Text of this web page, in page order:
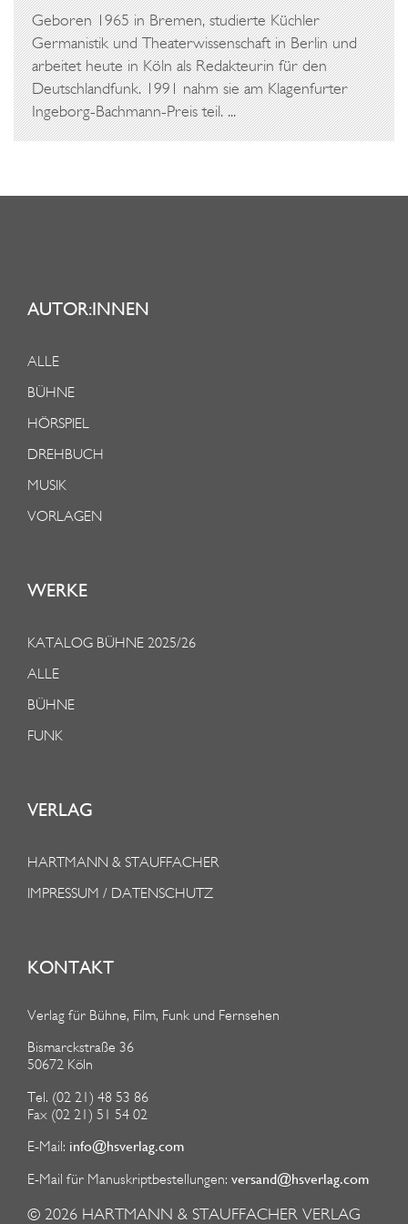
Geboren 1965 in Bremen, studierte Küchler
Germanistik und Theaterwissenschaft in Berlin und
arbeitet heute in Köln als Redakteurin für den
Deutschlandfunk. 1991 nahm sie am Klagenfurter
Ingeborg-Bachmann-Preis teil. ...
AUTOR:INNEN
ALLE
BÜHNE
HÖRSPIEL
DREHBUCH
MUSIK
VORLAGEN
WERKE
KATALOG BÜHNE 2025/26
ALLE
BÜHNE
FUNK
VERLAG
HARTMANN & STAUFFACHER
IMPRESSUM / DATENSCHUTZ
KONTAKT
Verlag für Bühne, Film, Funk und Fernsehen
Bismarckstraße 36
50672 Köln
Tel. (02 21) 48 53 86
Fax (02 21) 51 54 02
E-Mail: info@hsverlag.com
E-Mail für Manuskriptbestellungen: versand@hsverlag.com
© 2026 HARTMANN & STAUFFACHER VERLAG